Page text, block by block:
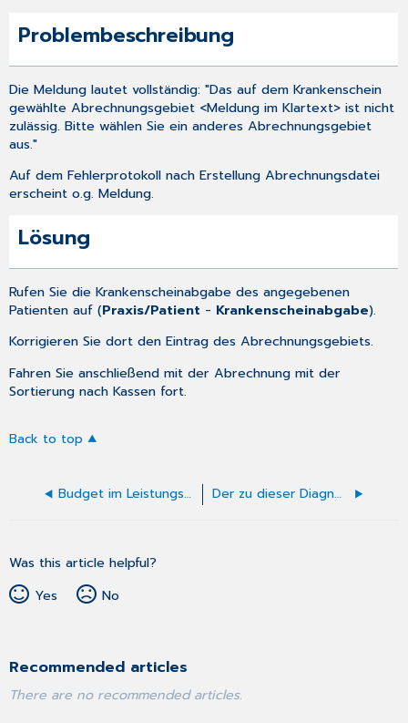
Problembeschreibung
Die Meldung lautet vollständig: "Das auf dem Krankenschein
gewählte Abrechnungsgebiet <Meldung im Klartext> ist nicht
zulässig. Bitte wählen Sie ein anderes Abrechnungsgebiet
aus."
Auf dem Fehlerprotokoll nachErstellung Abrechnungsdatei
erscheint o.g. Meldung.
Lösung
Rufen Sie die Krankenscheinabgabe des angegebenen
Patienten auf (Praxis/Patient - Krankenscheinabgabe).
Korrigieren Sie dort den Eintrag des Abrechnungsgebiets.
Fahren Sie anschließend mit der Abrechnung mit der
Sortierung nach Kassen fort.
Back to top
Budget im Leistungsstatus vom letzten Quartal Der zu dieser Diagnose angegebene ICD
Was this article helpful?
Yes
No
Recommended articles
There are no recommended articles.